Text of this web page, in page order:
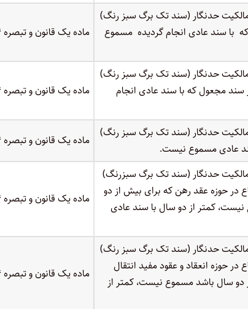
حدنگار (سند تک برگ سبز رنگ)
با سند عادی انجام گردیده مسموع
ماده یک قانون و تبصره ۴ ماده یک
حدنگار (سند تک برگ سبز رنگ)
مجعول که با سند عادی انجام
ماده یک قانون و تبصره ۴ ماده یک
حدنگار (سند تک برگ سبز رنگ)
عادی مسموع نیست.
ماده یک قانون و تبصره ۴ ماده یک
حدنگار (سند تک برگ سبزرنگ)
در حوزه عقد رهن که برای بیش از دو
کمتر از دو سال با سند عادی
ماده یک قانون و تبصره ۴ ماده یک
حدنگار (سند تک برگ سبز رنگ)
حوزه انعقاد و عقود مفید انتقال
دو سال باشد مسموع نیست، کمتر از
ماده یک قانون و تبصره ۴ ماده یک